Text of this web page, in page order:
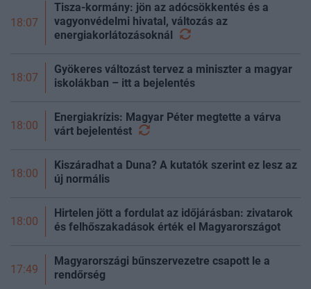
18:07
Tisza-kormány: jön az adócsökkentés és a
vagyonvédelmi hivatal, változás az
energiakorlátozásoknál
18:07
Gyökeres változást tervez a miniszter a magyar
iskolákban – itt a bejelentés
18:00
Energiakrízis: Magyar Péter megtette a várva
várt bejelentést
18:00
Kiszáradhat a Duna? A kutatók szerint ez lesz az
új normális
18:00
Hirtelen jött a fordulat az időjárásban: zivatarok
és felhőszakadások érték el Magyarországot
17:49
Magyarországi bűnszervezetre csapott le a
rendőrség